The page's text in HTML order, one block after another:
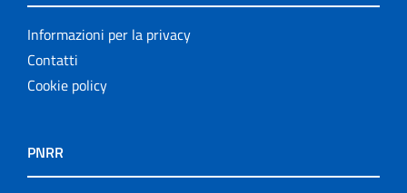
Informazioni per la privacy
Contatti
Cookie policy
PNRR